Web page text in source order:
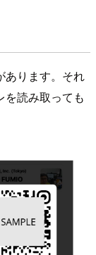
あります。それ
を読み取っても